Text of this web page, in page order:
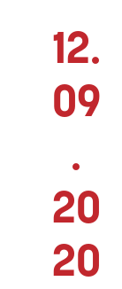
12.
09
.
20
20